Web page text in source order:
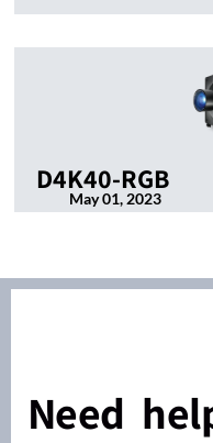
D4K40-RGB
May 01, 2023
Need